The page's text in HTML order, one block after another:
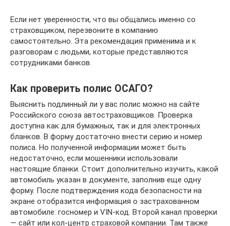
Если нет уверенности, что вы общались именно со
страховщиком, перезвоните в компанию
самостоятельно. Эта рекомендация применима и к
разговорам с людьми, которые представляются
сотрудниками банков.
Как проверить полис ОСАГО?
Выяснить подлинный ли у вас полис можно на сайте
Российского союза автостраховщиков. Проверка
доступна как для бумажных, так и для электронных
бланков. В форму достаточно внести серию и номер
полиса. Но полученной информации может быть
недостаточно, если мошенники использовали
настоящие бланки. Стоит дополнительно изучить, какой
автомобиль указан в документе, заполнив еще одну
форму. После подтверждения кода безопасности на
экране отобразится информация о застрахованном
автомобиле: госномер и VIN-код. Второй канал проверки
— сайт или кол-центр страховой компании. Там также